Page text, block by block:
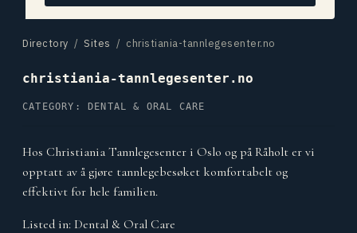
Directory / Sites / christiania-tannlegesenter.no
christiania-tannlegesenter.no
CATEGORY: DENTAL & ORAL CARE
Hos Christiania Tannlegesenter i Oslo og på Råholt er vi
opptatt av å gjøre tannlegebesøket komfortabelt og
effektivt for hele familien.
Listed in: Dental & Oral Care